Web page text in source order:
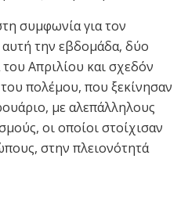
συμφωνία για τον
την εβδομάδα, δύο
Απριλίου και σχεδόν
πολέμου, που ξεκίνησαν
με αλεπάλληλους
οι οποίοι στοίχισαν
στην πλειονότητά